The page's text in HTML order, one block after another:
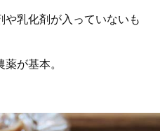
乳化剤が入っていないも
が基本。